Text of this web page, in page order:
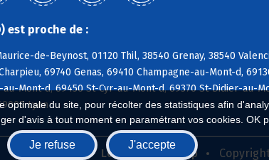
du site, pour récolter des statistiques afin
d'avis à tout moment en paramétrant vos cookies. OK
Je refuse J'accepte
est proche de :
de-Beynost, 01120 Thil, 38540 Grenay, 38540
69740 Genas, 69410 Champagne-au-Mont-d,
Mont-d, 69450 St-Cyr-au-Mont-d, 69370 St-Didier-au-
Lyon
Biocoop.fr Le réseau Biocoop